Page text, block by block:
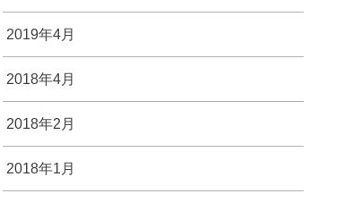
2019年4月
2018年4月
2018年2月
2018年1月